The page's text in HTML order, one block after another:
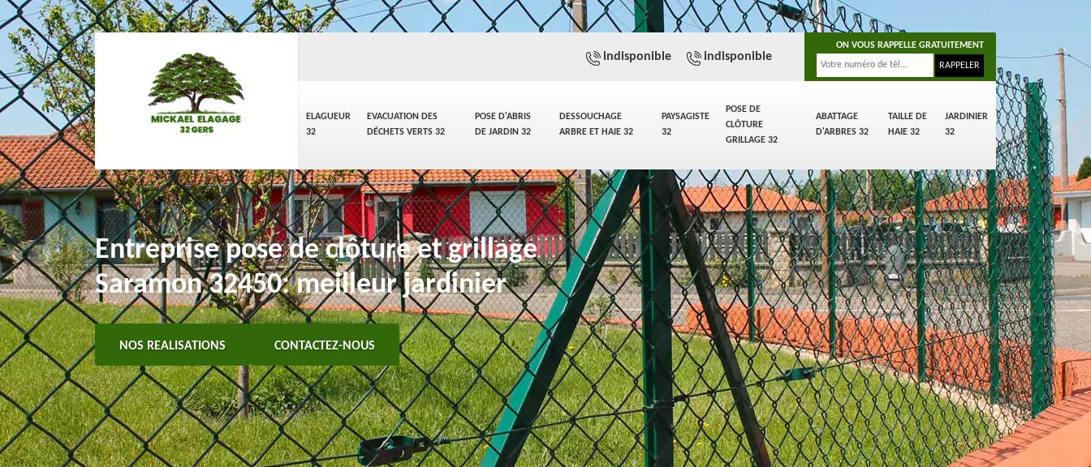
ELAGUEUR
32
EVACUATION DES
DÉCHETS VERTS 32
POSE D'ABRIS
DE JARDIN 32
DESSOUCHAGE
ARBRE ET HAIE 32
PAYSAGISTE
32
POSE DE
CLÔTURE
GRILLAGE 32
ABATTAGE
D'ARBRES 32
TAILLE DE
HAIE 32
JARDINIER
32
indisponible indisponible
ON VOUS RAPPELLE GRATUITEMENT
Entreprise pose de clôture et grillage
Saramon 32450: meilleur jardinier
NOS REALISATIONS CONTACTEZ-NOUS